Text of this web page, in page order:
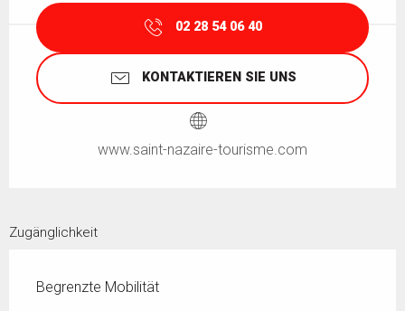
02 28 54 06 40
KONTAKTIEREN SIE UNS
www.saint-nazaire-tourisme.com
Zugänglichkeit
Begrenzte Mobilität